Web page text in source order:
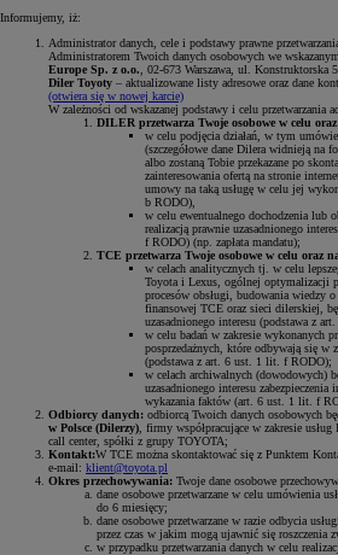
Informujemy, iż:
Administrator danych, cele i podstawy prawne
Administratorem Twoich danych osobowych we
Europe Sp. z o.o. , 02-673 Warszawa, ul. Konstruktorska
Diler Toyoty – aktualizowane listy adresowe oraz dane
(otwiera się w nowej karcie)
W zależności od wskazanej podstawy i celu przetwarzania
DILER przetwarza Twoje osobowe w celu
w celu podjęcia działań, w tym
(szczegółowe dane Dilera widnieją na
albo zostaną Tobie przekazane po
zainteresowania ofertą na stronie
umowy na taką usługę w celu jej
b RODO),
w celu ewentualnego dochodzenia lub
realizacją prawnie uzasadnionego
f RODO) (np. zapłata mandatu);
TCE przetwarza Twoje osobowe w celu oraz
w celach analitycznych tj. w celu
Toyota i Lexus, ogólnej optymalizacji
procesów obsługi, budowania wiedzy
finansowej TCE oraz sieci dilerskiej,
uzasadnionego interesu (podstawa z
w celu badań w zakresie wykonanych
posprzedażnych, które odbywają się w
(podstawa z art. 6 ust. 1 lit. f RODO);
w celach archiwalnych (dowodowych)
uzasadnionego interesu
wykazania faktów (art. 6 ust. 1 lit. f
Odbiorcy danych: odbiorcą Twoich danych osobowych
w Polsce (Dilerzy) , firmy współpracujące w zakresie
call center, spółki z grupy TOYOTA;
Kontakt:W TCE można skontaktować się z Punktem
e-mail: klient@toyota.pl
Okres przechowywania: Twoje dane osobowe
dane osobowe przetwarzane w celu umówienia
do 6 miesięcy;
dane osobowe przetwarzane w razie odbycia
przez czas w jakim mogą ujawnić się roszczenia
w przypadku przetwarzania danych w celu